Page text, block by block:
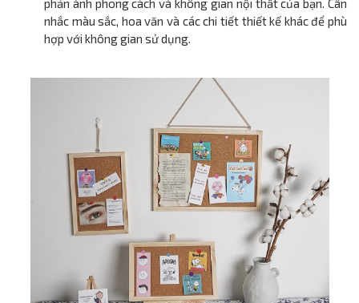
phản ánh phong cách và không gian nội thất của bạn. Cân
nhắc màu sắc, hoa văn và các chi tiết thiết kế khác để phù
hợp với không gian sử dụng.